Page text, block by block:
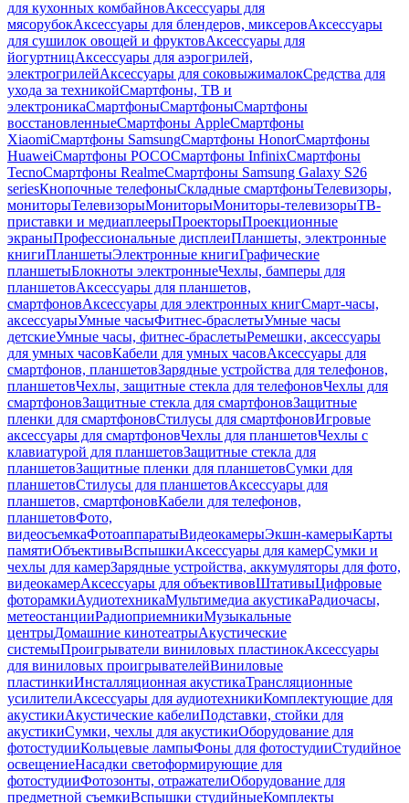
для кухонных комбайновАксессуары для
мясорубокАксессуары для блендеров, миксеровАксессуары
для сушилок овощей и фруктовАксессуары для
йогуртницАксессуары для аэрогрилей,
электрогрилейАксессуары для соковыжималокСредства для
ухода за техникойСмартфоны, ТВ и
электроникаСмартфоныСмартфоныСмартфоны
восстановленныеСмартфоны AppleСмартфоны
XiaomiСмартфоны SamsungСмартфоны HonorСмартфоны
HuaweiСмартфоны POCOСмартфоны InfinixСмартфоны
TecnoСмартфоны RealmeСмартфоны Samsung Galaxy S26
seriesКнопочные телефоныСкладные смартфоныТелевизоры,
мониторыТелевизорыМониторыМониторы-телевизорыТВ-
приставки и медиаплеерыПроекторыПроекционные
экраныПрофессиональные дисплеиПланшеты, электронные
книгиПланшетыЭлектронные книгиГрафические
планшетыБлокноты электронныеЧехлы, бамперы для
планшетовАксессуары для планшетов,
смартфоновАксессуары для электронных книгСмарт-часы,
аксессуарыУмные часыФитнес-браслетыУмные часы
детскиеУмные часы, фитнес-браслетыРемешки, аксессуары
для умных часовКабели для умных часовАксессуары для
смартфонов, планшетовЗарядные устройства для телефонов,
планшетовЧехлы, защитные стекла для телефоновЧехлы для
смартфоновЗащитные стекла для смартфоновЗащитные
пленки для смартфоновСтилусы для смартфоновИгровые
аксессуары для смартфоновЧехлы для планшетовЧехлы с
клавиатурой для планшетовЗащитные стекла для
планшетовЗащитные пленки для планшетовСумки для
планшетовСтилусы для планшетовАксессуары для
планшетов, смартфоновКабели для телефонов,
планшетовФото,
видеосъемкаФотоаппаратыВидеокамерыЭкшн-камерыКарты
памятиОбъективыВспышкиАксессуары для камерСумки и
чехлы для камерЗарядные устройства, аккумуляторы для фото,
видеокамерАксессуары для объективовШтативыЦифровые
фоторамкиАудиотехникаМультимедиа акустикаРадиочасы,
метеостанцииРадиоприемникиМузыкальные
центрыДомашние кинотеатрыАкустические
системыПроигрыватели виниловых пластинокАксессуары
для виниловых проигрывателейВиниловые
пластинкиИнсталляционная акустикаТрансляционные
усилителиАксессуары для аудиотехникиКомплектующие для
акустикиАкустические кабелиПодставки, стойки для
акустикиСумки, чехлы для акустикиОборудование для
фотостудииКольцевые лампыФоны для фотостудииСтудийное
освещениеНасадки светоформирующие для
фотостудииФотозонты, отражателиОборудование для
предметной съемкиВспышки студийныеКомплекты